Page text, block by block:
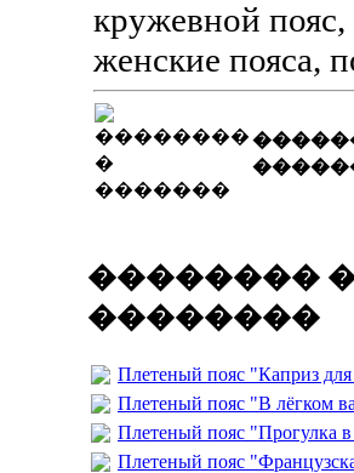
кружевной пояс,
женские пояса,
��������
��������
Плетеный пояс "Каприз
Плетеный пояс "В лёгком
Плетеный пояс "Прогулка
Плетеный пояс